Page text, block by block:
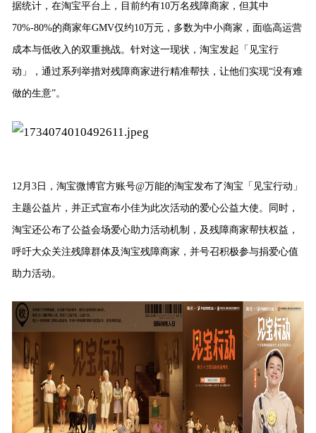
据统计，在淘宝平台上，目前约有10万名残障商家，但其中
70%-80%的商家年GMV仅约10万元，多数为中小商家，面临高运营
成本与低收入的双重挑战。针对这一现状，淘宝发起「见宝行
动」，通过系列举措对残障商家进行精准帮扶，让他们实现“没有难
做的生意”。
12月3日，淘宝微博官方账号@万能的淘宝发布了淘宝「见宝行动」
主题公益片，并正式宣布小佳为此次活动的爱心公益大使。同时，
淘宝还公布了公益会场爱心助力活动机制，及残障商家帮扶权益，
呼吁大众关注残障群体及淘宝残障商家，并号召积极参与捐爱心值
助力活动。